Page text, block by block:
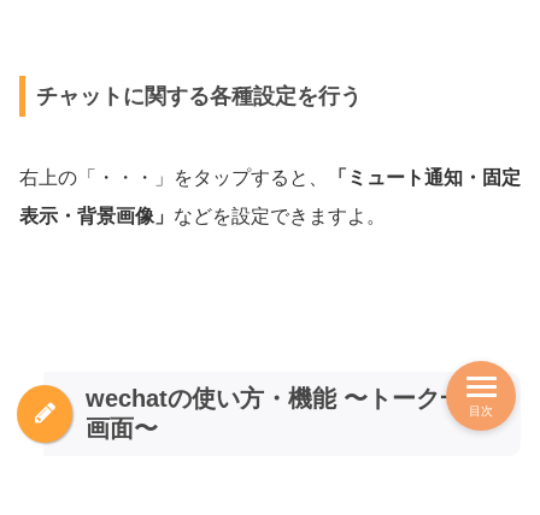
チャットに関する各種設定を行う
右上の「・・・」をタップすると、
「ミュート通知・固定
表示・背景画像」 などを設定できますよ。
wechatの使い方・機能 〜トーク一覧
画面〜
目次